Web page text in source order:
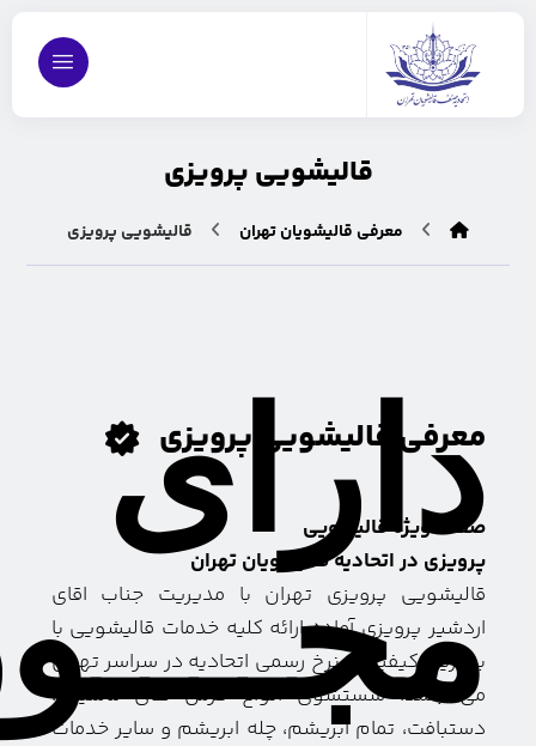
قالیشویی پرویزی
معرفی قالیشویان تهران قالیشویی پرویزی
دارای
معرفی قالیشویی پرویزی
صفحه ویژه قالیشویی
پرویزی در اتحادیه قالیشویان تهران
قالیشویی پرویزی تهران با مدیریت جناب اقای
اردشیر پرویزی آماده ارائه کلیه خدمات قالیشویی با
بهترین کیفیت و نرخ رسمی اتحادیه در سراسر تهران
می باشد. شستشوی انواع فرش های ماشینی،
دستبافت، تمام ابریشم، چله ابریشم و سایر خدمات